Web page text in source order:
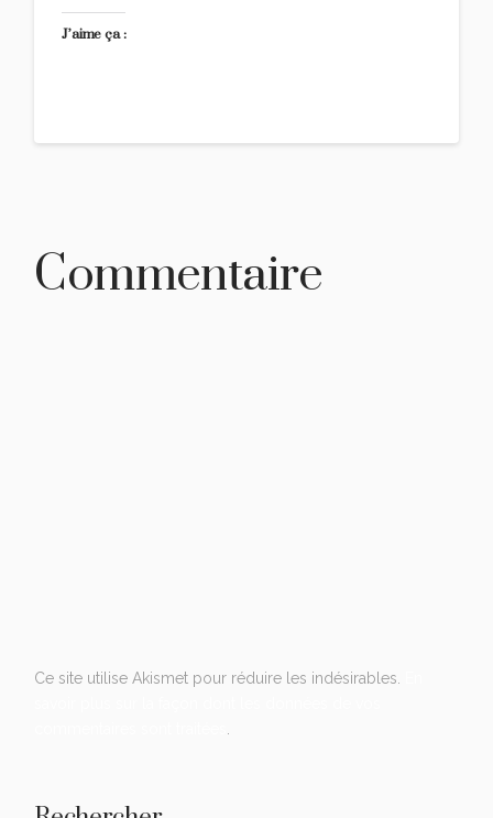
J’aime ça :
Commentaire
Ce site utilise Akismet pour réduire les indésirables.
.